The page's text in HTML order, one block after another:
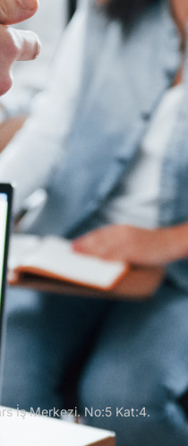
İş Merkezi. No:5 Kat:4.